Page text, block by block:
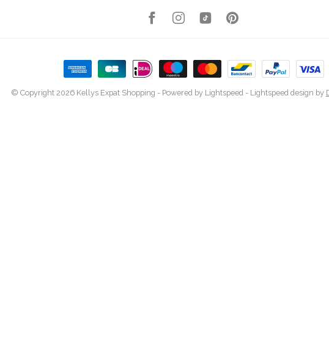
© Copyright 2026 Kellys Expat Shopping - Powered by Lightspeed - Lightspeed design by